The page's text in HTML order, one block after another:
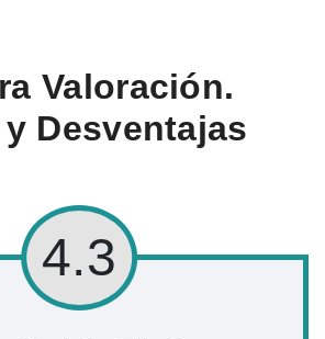
Valoración.
Desventajas
4.3